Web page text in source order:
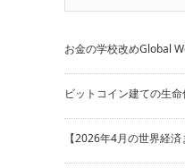
お金の学校改めGlobal
ビットコイン建ての生
【2026年4月の世界経